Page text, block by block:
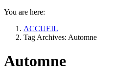
You are here:
ACCUEIL
Tag Archives: Automne
Automne